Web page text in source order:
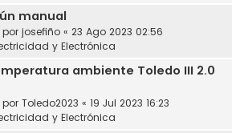
manual
josefiño « 23 Ago 2023 02:56
y Electrónica
ambiente Toledo III 2.0
Toledo2023 « 19 Jul 2023 16:23
y Electrónica